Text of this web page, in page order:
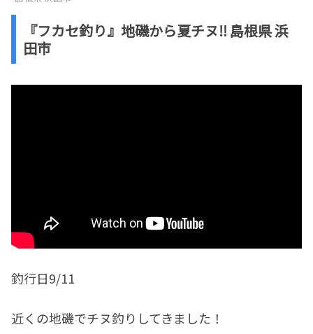
『フカセ釣り』地磯から夏チヌ‼️ 島根県 浜
田市
釣行日9/11
近くの地磯でチヌ釣りしてきました！